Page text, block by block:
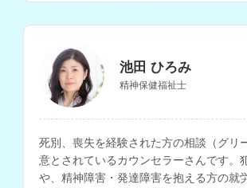
池田 ひろみ
精神保健福祉士
死別、喪失を経験された方の相談（グリ
意とされているカウンセラーさんです。
や、精神障害・発達障害を抱える方の就